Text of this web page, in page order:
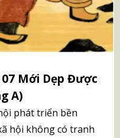
Mới Dẹp Được
A)
phát triển bền
hội không có tranh